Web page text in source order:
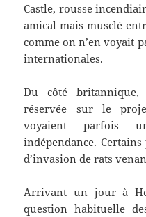
Castle, rousse
amical mais musclé
comme on n’en voyait
internationales.
Du côté britannique,
réservée sur le
voyaient parfois
indépendance.
d’invasion de rats
Arrivant un jour à
question habituelle